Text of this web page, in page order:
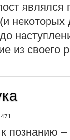
некоторых
из своего
познанию –